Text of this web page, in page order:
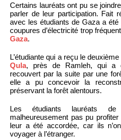
Certains lauréats ont pu se
parler de leur participation. Fait
avec les étudiants de Gaza a été
coupures d’électricité trop
Gaza.
L’étudiante qui a reçu le
Qula, près de Ramleh, qui a
recouvert par la suite par une
elle a pu concevoir la
préservant la forêt alentours.
Les étudiants lauréats de
malheureusement pas pu
leur a été accordée, car ils
voyager à l’étranger.